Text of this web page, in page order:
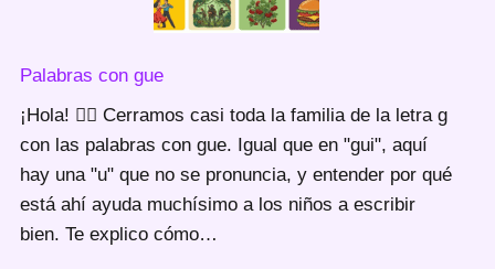
Palabras con gue
¡Hola! 🙋‍♀️ Cerramos casi toda la familia de la letra g
con las palabras con gue. Igual que en "gui", aquí
hay una "u" que no se pronuncia, y entender por qué
está ahí ayuda muchísimo a los niños a escribir
bien. Te explico cómo…